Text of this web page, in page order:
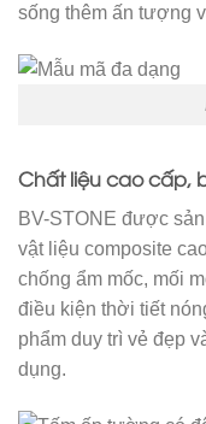
sống thêm ấn tượng
Chất liệu cao cấp,
BV-STONE được
vật liệu composite
chống ẩm mốc, mối
điều kiện thời tiết
phẩm duy trì vẻ đẹp
dụng.